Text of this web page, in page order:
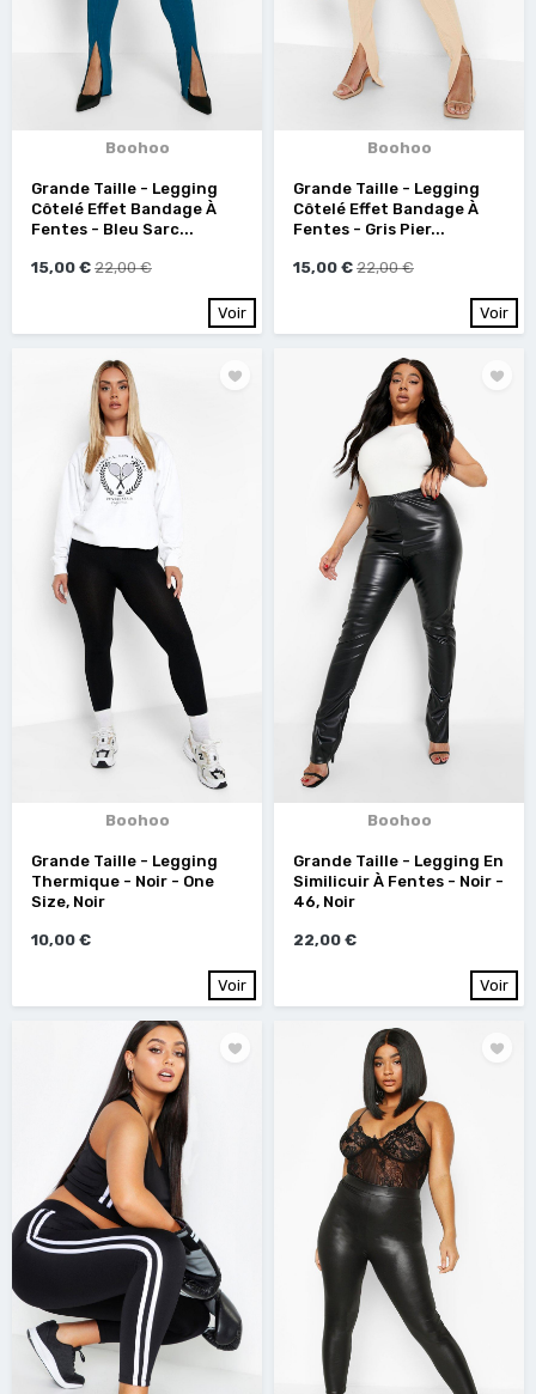
Boohoo
Grande Taille - Legging
Côtelé Effet Bandage À
Fentes - Bleu Sarc...
15,00 € 22,00 €
Voir
Boohoo
Grande Taille - Legging
Côtelé Effet Bandage À
Fentes - Gris Pier...
15,00 € 22,00 €
Voir
Boohoo
Grande Taille - Legging
Thermique - Noir - One
Size, Noir
10,00 €
Voir
Boohoo
Grande Taille - Legging En
Similicuir À Fentes - Noir -
46, Noir
22,00 €
Voir